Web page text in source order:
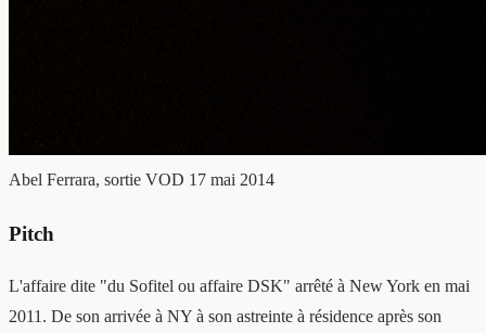
Abel Ferrara, sortie VOD 17 mai 2014
Pitch
L'affaire dite "du Sofitel ou affaire DSK" arrêté à New York en mai
2011. De son arrivée à NY à son astreinte à résidence après son